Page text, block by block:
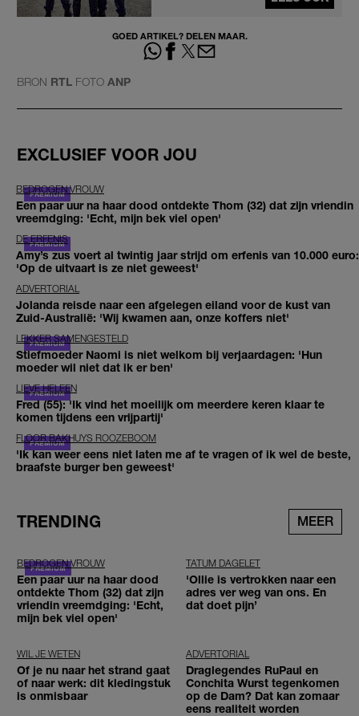
GOED ARTIKEL? DELEN MAAR.
BRON RTL FOTO ANP
EXCLUSIEF VOOR JOU
BEDROGEN VROUW
Een paar uur na haar dood ontdekte Thom (32) dat zijn vriendin
vreemdging: 'Echt, mijn bek viel open'
DE ERFENIS
Amy’s zus voert al twintig jaar strijd om erfenis van 10.000 euro:
'Op de uitvaart is ze niet geweest'
ADVERTORIAL
Jolanda reisde naar een afgelegen eiland voor de kust van
Zuid-Australië: 'Wij kwamen aan, onze koffers niet'
LEKKER SAMENGESTELD
Stiefmoeder Naomi is niet welkom bij verjaardagen: 'Hun
moeder wil niet dat ik er ben'
LIEVE HELEEN
Fred (55): 'Ik vind het moeilijk om meerdere keren klaar te
komen tijdens een vrijpartij'
FLOOR BAKHUYS ROOZEBOOM
'Ik kan weer eens niet laten me af te vragen of ik wel de beste,
braafste burger ben geweest'
TRENDING MEER
BEDROGEN VROUW
Een paar uur na haar dood
ontdekte Thom (32) dat zijn
vriendin vreemdging: 'Echt,
mijn bek viel open'
TATUM DAGELET
'Ollie is vertrokken naar een
adres ver weg van ons. En
dat doet pijn’
WIL JE WETEN
Of je nu naar het strand gaat
of naar werk: dit kledingstuk
is onmisbaar
ADVERTORIAL
Draglegendes RuPaul en
Conchita Wurst tegenkomen
op de Dam? Dat kan zomaar
eens realiteit worden